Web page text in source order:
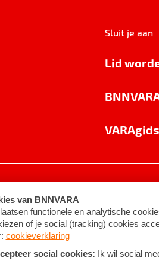
Sluit je aan
Lid
VARAgids
Algemene voorwaarden ©